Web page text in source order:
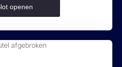
openen